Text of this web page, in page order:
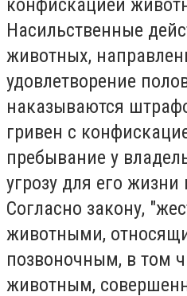
Насильственные
животных,
удовлетворение
наказываются
гривен с
пребывание у
угрозу для его
Согласно закону,
животными,
позвоночным, в том
животным,